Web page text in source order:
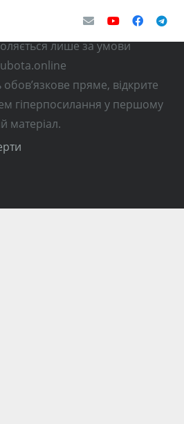
з інтернет-видання
лише за умови
пряме, відкрите
гіперпосилання у першому
матеріал.